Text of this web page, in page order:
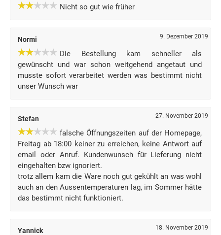
Nicht so gut wie früher
Normi 9. Dezember 2019
Die Bestellung kam schneller als
gewünscht und war schon weitgehend angetaut und
musste sofort verarbeitet werden was bestimmt nicht
unser Wunsch war
Stefan 27. November 2019
falsche Öffnungszeiten auf der Homepage,
Freitag ab 18:00 keiner zu erreichen, keine Antwort auf
email oder Anruf. Kundenwunsch für Lieferung nicht
eingehalten bzw ignoriert.
trotz allem kam die Ware noch gut gekühlt an was wohl
auch an den Aussentemperaturen lag, im Sommer hätte
das bestimmt nicht funktioniert.
Yannick 18. November 2019